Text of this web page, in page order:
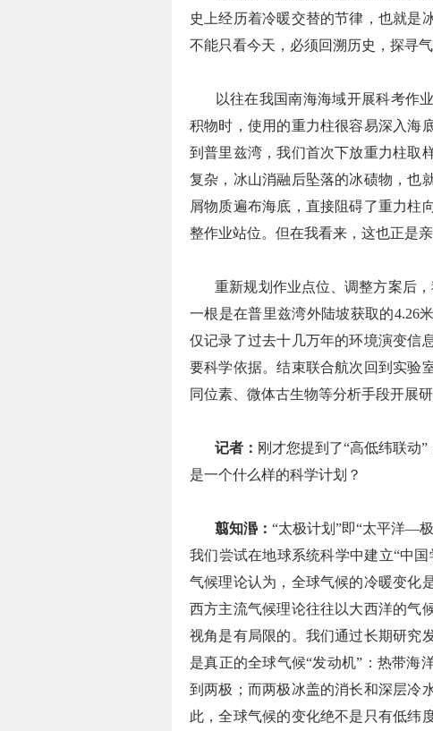
史上经历着冷暖交替的节律，也就是
不能只看今天，必须回溯历史，探寻
以往在我国南海海域开展科考作
积物时，使用的重力柱很容易深入海
到普里兹湾，我们首次下放重力柱取
复杂，冰山消融后坠落的冰碛物，也
屑物质遍布海底，直接阻碍了重力柱
整作业站位。但在我看来，这也正是
重新规划作业点位、调整方案后
一根是在普里兹湾外陆坡获取的4.26
仅记录了过去十几万年的环境演变信
要科学依据。结束联合航次回到实验
同位素、微体古生物等分析手段开展研
记者： 刚才您提到了“高低纬联动
是一个什么样的科学计划？
翦知湣： “太极计划”即“太平洋—
我们尝试在地球系统科学中建立“中
气候理论认为，全球气候的冷暖变化
西方主流气候理论往往以大西洋的气
视角是有局限的。我们通过长期研究
是真正的全球气候“发动机”：热带海
到两极；而两极冰盖的消长和深层冷
此，全球气候的变化绝不是只有低纬